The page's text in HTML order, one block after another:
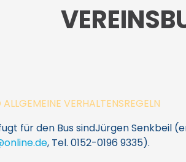
VERHALTENSREGELN
für den Bus sindJürgen Senkbeil
, Tel. 0152-0196 9335).